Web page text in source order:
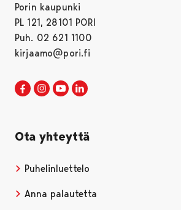
Porin kaupunki
PL 121, 28101 PORI
Puh. 02 621 1100
kirjaamo@pori.fi
Porin kaupunki Facebookissa
Avautuu uudessa välilehdessä
Porin kaupunki Instagramissa
Avautuu uudessa välilehdessä
Porin kaupunki Youtubessa
Avautuu uudessa
Ota yhteyttä
Puhelinluettelo
Anna palautetta